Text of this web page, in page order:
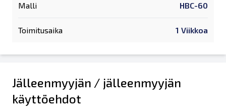
Malli HBC-60
Toimitusaika 1 Viikkoa
Jälleenmyyjän / jälleenmyyjän
käyttöehdot